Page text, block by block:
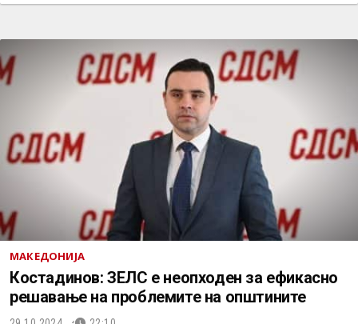
МАКЕДОНИЈА
Костадинов: ЗЕЛС е неопходен за ефикасно
решавање на проблемите на општините